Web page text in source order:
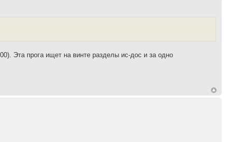
Эта прога ищет на винте разделы ис-дос и за одно